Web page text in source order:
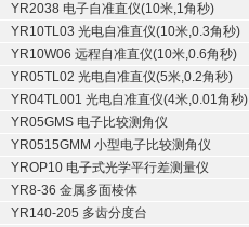
YR2038 电子自准直仪(10米,1角秒)
YR10TL03 光电自准直仪(10米,0.3角秒)
YR10W06 远程自准直仪(10米,0.6角秒)
YR05TL02 光电自准直仪(5米,0.2角秒)
YR04TL001 光电自准直仪(4米,0.01角秒)
YR05GMS 电子比较测角仪
YR0515GMM 小型电子比较测角仪
YROP10 电子式光学平行差测量仪
YR8-36 金属多面棱体
YR140-205 多齿分度台